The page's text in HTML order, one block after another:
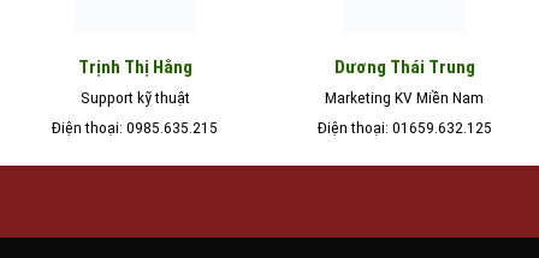
Trịnh Thị Hằng
Support kỹ thuật
Điện thoại: 0985.635.215
Dương Thái Trung
Marketing KV Miền Nam
Điện thoại: 01659.632.125